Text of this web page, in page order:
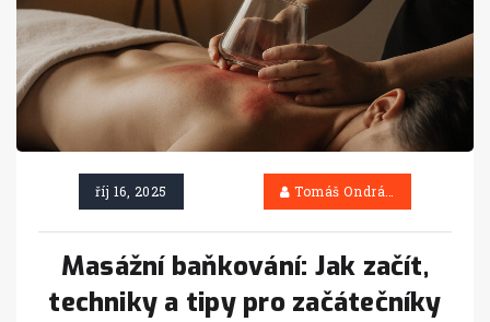
říj 16, 2025 Tomáš Ondráček
Masážní baňkování: Jak začít,
techniky a tipy pro začátečníky